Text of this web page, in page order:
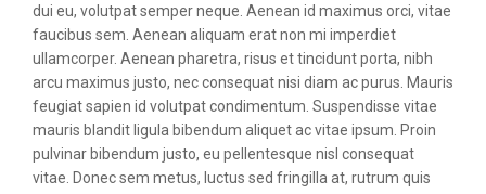
dui eu, volutpat semper neque. Aenean id maximus orci, vitae
faucibus sem. Aenean aliquam erat non mi imperdiet
ullamcorper. Aenean pharetra, risus et tincidunt porta, nibh
arcu maximus justo, nec consequat nisi diam ac purus. Mauris
feugiat sapien id volutpat condimentum. Suspendisse vitae
mauris blandit ligula bibendum aliquet ac vitae ipsum. Proin
pulvinar bibendum justo, eu pellentesque nisl consequat
vitae. Donec sem metus, luctus sed fringilla at, rutrum quis